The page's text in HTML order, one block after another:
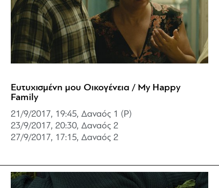
Ευτυχισμένη μου Οικογένεια / My Happy
Family
21/9/2017, 19:45, Δαναός 1 (P)
23/9/2017, 20:30,Δαναός 2
27/9/2017, 17:15,Δαναός 2